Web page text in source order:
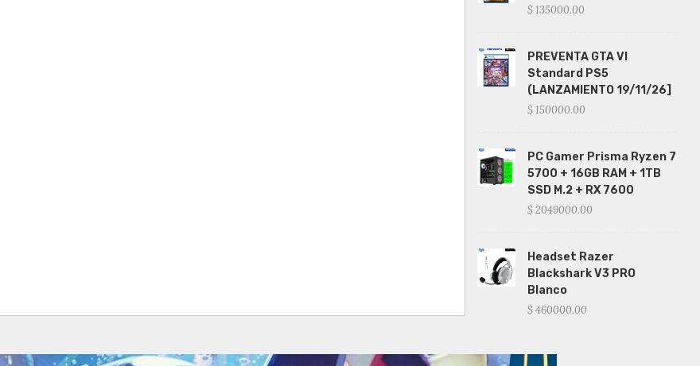
$ 135000.00
PREVENTA GTA VI
Standard PS5
(LANZAMIENTO 19/11/26]
$ 150000.00
PC Gamer Prisma Ryzen 7
5700 + 16GB RAM + 1TB
SSD M.2 + RX 7600
$ 2049000.00
Headset Razer
Blackshark V3 PRO
Blanco
$ 460000.00